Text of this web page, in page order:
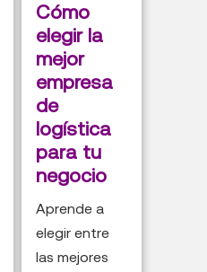
Cómo
elegir la
mejor
empresa
de
logística
para tu
negocio
Aprende a
elegir entre
las mejores